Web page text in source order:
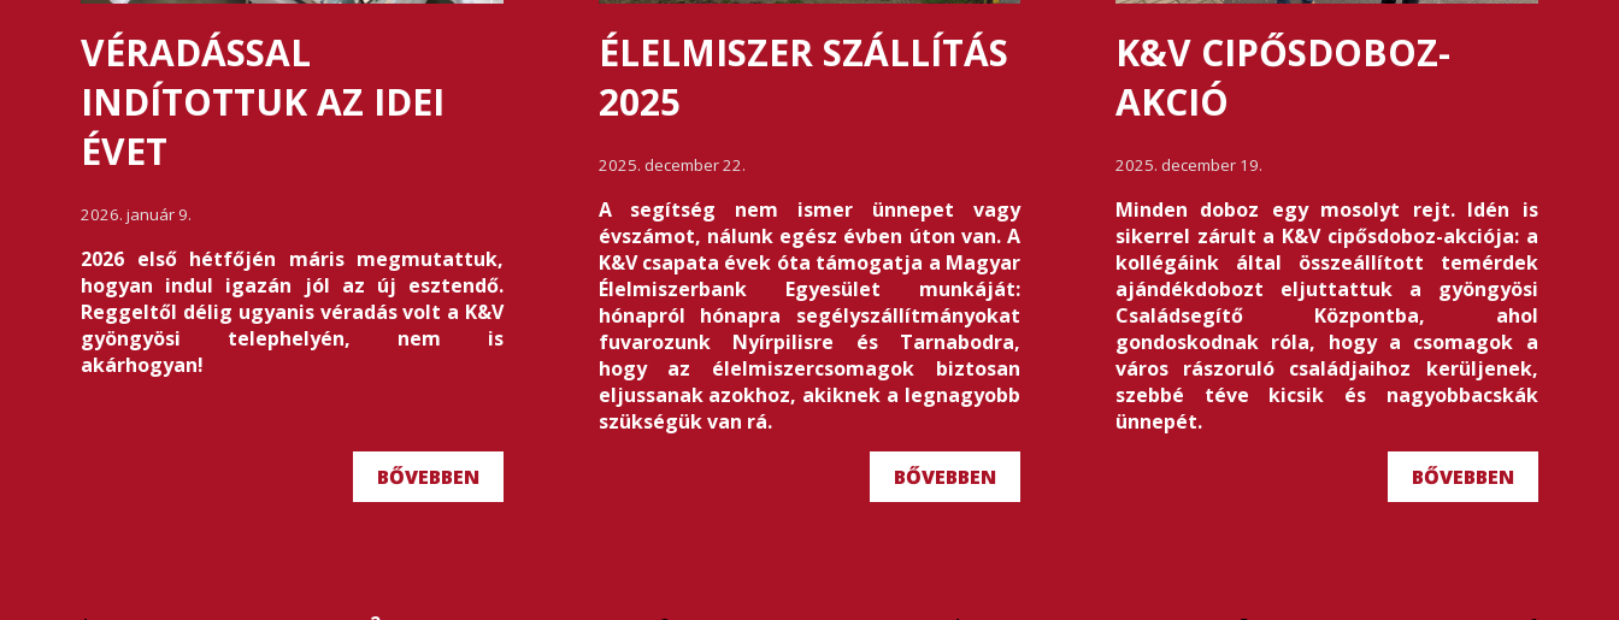
VÉRADÁSSAL
INDÍTOTTUK AZ IDEI
ÉVET
2026. január 9.
2026 első hétfőjén máris megmutattuk,
hogyan indul igazán jól az új esztendő.
Reggeltől délig ugyanis véradás volt a K&V
gyöngyösi telephelyén, nem is
akárhogyan!
BŐVEBBEN
ÉLELMISZER SZÁLLÍTÁS
2025
2025. december 22.
A segítség nem ismer ünnepet vagy
évszámot, nálunk egész évben úton van. A
K&V csapata évek óta támogatja a Magyar
Élelmiszerbank Egyesület munkáját:
hónapról hónapra segélyszállítmányokat
fuvarozunk Nyírpilisre és Tarnabodra,
hogy az élelmiszercsomagok biztosan
eljussanak azokhoz, akiknek a legnagyobb
szükségük van rá.
BŐVEBBEN
K&V CIPŐSDOBOZ-
AKCIÓ
2025. december 19.
Minden doboz egy mosolyt rejt. Idén is
sikerrel zárult a K&V cipősdoboz-akciója: a
kollégáink által összeállított temérdek
ajándékdobozt eljuttattuk a gyöngyösi
Családsegítő Központba, ahol
gondoskodnak róla, hogy a csomagok a
város rászoruló családjaihoz kerüljenek,
szebbé téve kicsik és nagyobbacskák
ünnepét.
BŐVEBBEN